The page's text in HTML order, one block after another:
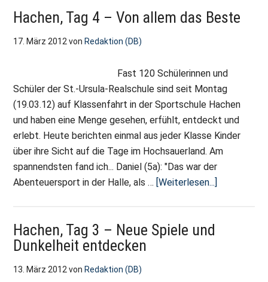
–
Wiedersehen
Dankeschön
Hachen, Tag 4 – Von allem das Beste
17. März 2012von Redaktion (DB)
Fast 120 Schülerinnen und
Schüler der St.-Ursula-Realschule sind seit Montag
(19.03.12) auf Klassenfahrt in der Sportschule Hachen
und haben eine Menge gesehen, erfühlt, entdeckt und
erlebt. Heute berichten einmal aus jeder Klasse Kinder
über ihre Sicht auf die Tage im Hochsauerland. Am
spannendsten fand ich... Daniel (5a): "Das war der
Abenteuersport in der Halle, als … [Weiterlesen...]
Hachen, Tag 3 – Neue Spiele und
Dunkelheit entdecken
13. März 2012von Redaktion (DB)